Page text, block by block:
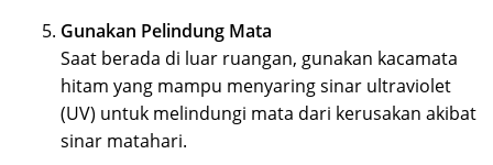
Gunakan Pelindung Mata
Saat berada di luar ruangan, gunakan kacamata
hitam yang mampu menyaring sinar ultraviolet
(UV) untuk melindungi mata dari kerusakan akibat
sinar matahari.